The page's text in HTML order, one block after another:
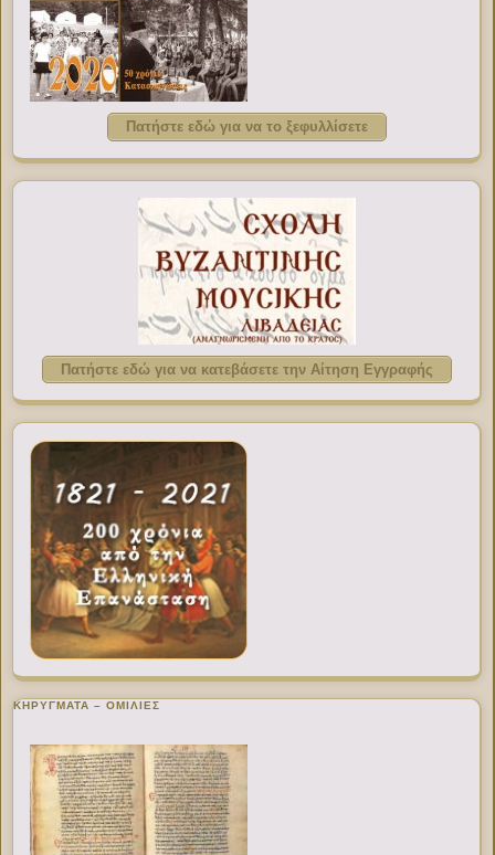
Πατήστε εδώ για να το ξεφυλλίσετε
Πατήστε εδώ για να κατεβάσετε την Αίτηση Εγγραφής
ΚΗΡΥΓΜΑΤΑ – ΟΜΙΛΙΕΣ